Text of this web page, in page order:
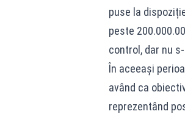
puse la
peste
control, dar nu
În aceeași
având ca
reprezentând